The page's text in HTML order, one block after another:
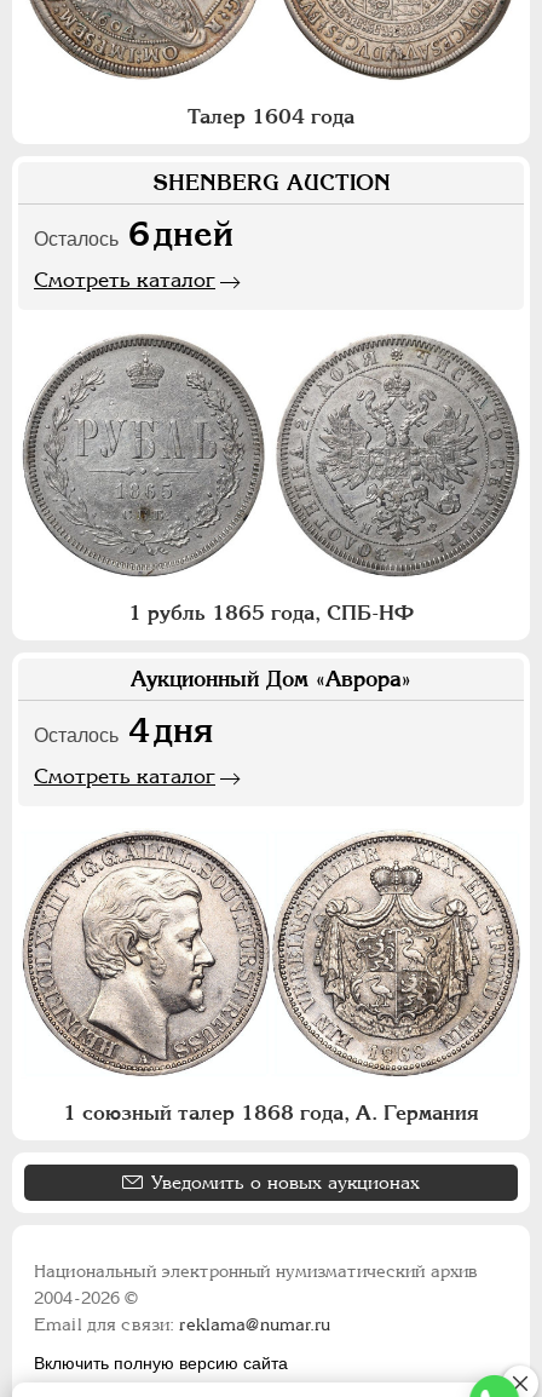
Талер 1604 года
SHENBERG AUCTION
Осталось 6дней
Смотреть каталог
1 рубль 1865 года, СПБ-НФ
Аукционный Дом «Аврора»
Осталось 4дня
Смотреть каталог
1 союзный талер 1868 года, А. Германия
Уведомить о новых аукционах
Национальный электронный нумизматический архив
2004-2026 ©
Email для связи:reklama@numar.ru
Включить полную версию сайта